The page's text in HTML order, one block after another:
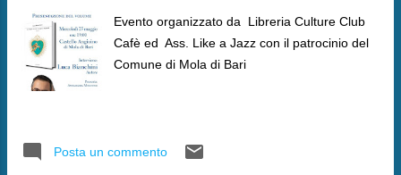
Evento organizzato da Libreria Culture Club
Cafè ed Ass. Like a Jazz con il patrocinio del
Comune di Mola di Bari
Posta un commento